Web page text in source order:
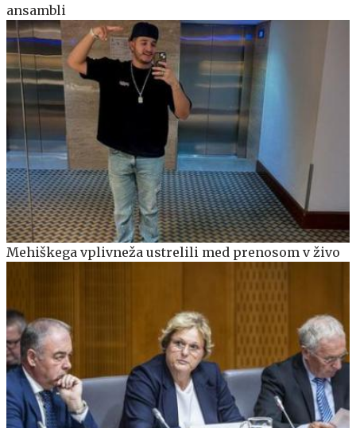
ansambli
Mehiškega vplivneža ustrelili med prenosom v živo